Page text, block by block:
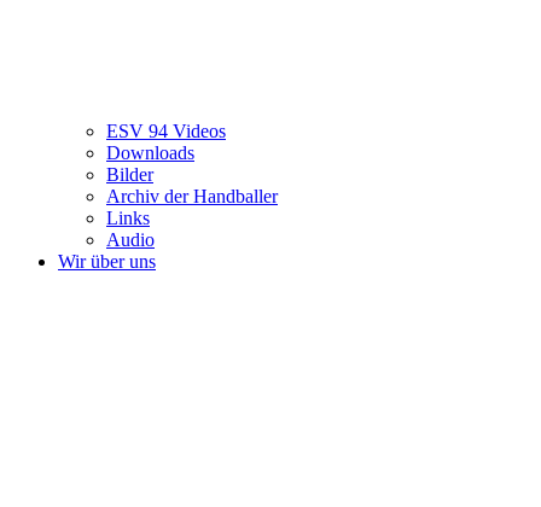
ESV 94 Videos
Downloads
Bilder
Archiv der Handballer
Links
Audio
Wir über uns